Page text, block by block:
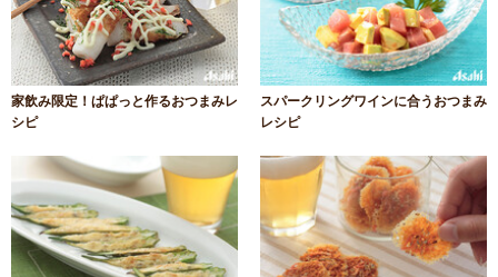
家飲み限定！ぱぱっと作るおつまみレ
シピ
スパークリングワインに合うおつまみ
レシピ